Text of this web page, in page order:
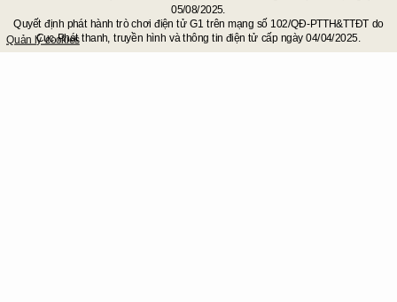
05/08/2025.
Quyết định phát hành trò chơi điện tử G1 trên mạng số 102/QĐ-PTTH&TTĐT do
Cục Phát thanh, truyền hình và thông tin điện tử cấp ngày 04/04/2025.
Quản lý cookies